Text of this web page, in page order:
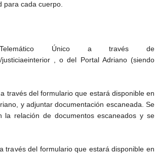
para cada cuerpo.
Único a través de
justiciaeinterior , o del Portal Adriano (siendo
través del formulario que estará disponible en
y adjuntar documentación escaneada. Se
relación de documentos escaneados y se
través del formulario que estará disponible en